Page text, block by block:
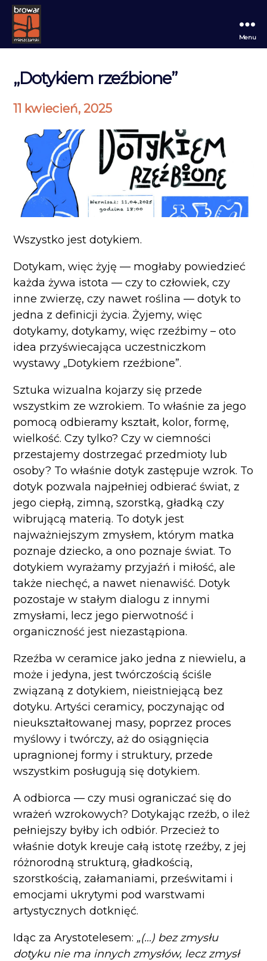
Browar
Menu
„Dotykiem rzeźbione”
11 kwiecień, 2025
Wszystko jest dotykiem.
Dotykam, więc żyję — mogłaby powiedzieć
każda żywa istota — czy to człowiek, czy
inne zwierzę, czy nawet roślina — dotyk to
jedna z definicji życia. Żyjemy, więc
dotykamy, dotykamy, więc rzeźbimy – oto
idea przyświecająca uczestniczkom
wystawy „Dotykiem rzeźbione”.
Sztuka wizualna kojarzy się przede
wszystkim ze wzrokiem. To właśnie za jego
pomocą odbieramy kształt, kolor, formę,
wielkość. Czy tylko? Czy w ciemności
przestajemy dostrzegać przedmioty lub
osoby? To właśnie dotyk zastępuje wzrok. To
dotyk pozwala najpełniej odbierać świat, z
jego ciepłą, zimną, szorstką, gładką czy
wibrującą materią. To dotyk jest
najważniejszym zmysłem, którym matka
poznaje dziecko, a ono poznaje świat. To
dotykiem wyrażamy przyjaźń i miłość, ale
także niechęć, a nawet nienawiść. Dotyk
pozostaje w stałym dialogu z innymi
zmysłami, lecz jego pierwotność i
organiczność jest niezastąpiona.
Rzeźba w ceramice jako jedna z niewielu, a
może i jedyna, jest twórczością ściśle
związaną z dotykiem, nieistniejącą bez
dotyku. Artyści ceramicy, poczynając od
nieukształtowanej masy, poprzez proces
myślowy i twórczy, aż do osiągnięcia
upragnionej formy i struktury, przede
wszystkim posługują się dotykiem.
A odbiorca — czy musi ograniczać się do
wrażeń wzrokowych? Dotykając rzeźb, o ileż
pełniejszy byłby ich odbiór. Przecież to
właśnie dotyk kreuje całą istotę rzeźby, z jej
różnorodną strukturą, gładkością,
szorstkością, załamaniami, prześwitami i
emocjami ukrytymi pod warstwami
artystycznych dotknięć.
Idąc za Arystotelesem: „(…) bez zmysłu
dotyku nie ma innych zmysłów, lecz zmysł